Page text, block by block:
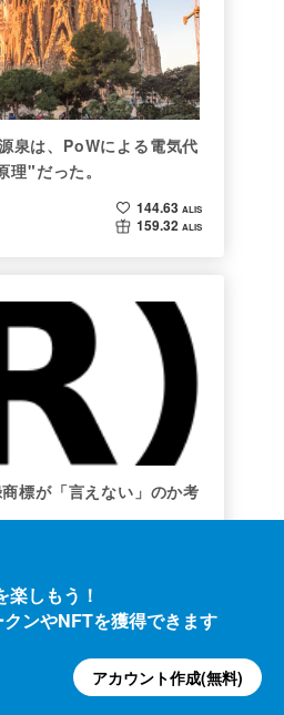
泉は、PoWによる電気代
"だった。
144.63 ALIS
159.32 ALIS
標が「言えない」のか考
しもう！
ンやNFTを獲得できます
アカウント作成(無料)